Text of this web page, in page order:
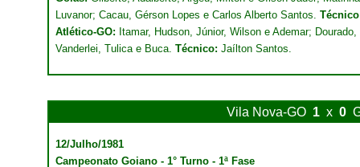
Luvanor; Cacau, Gérson Lopes e Carlos Alberto Santos.
Atlético-GO: Itamar, Hudson, Júnior, Wilson e Ademar;
Vanderlei, Tulica e Buca. Técnico: Jaílton Santos.
Vila Nova-GO 1 x 0
12/Julho/1981
Campeonato Goiano - 1° Turno - 1ª Fase